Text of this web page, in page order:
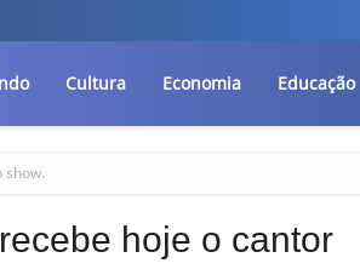
Cultura Economia Educação
show.
hoje o cantor